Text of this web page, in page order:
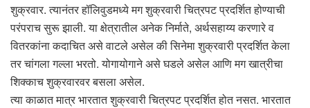
शुक्रवार. त्यानंतर हॉलिवुडमध्ये मग शुक्रवारी चित्रपट प्रदर्शित होण्याची
परंपराच सुरू झाली. या क्षेत्रातील अनेक निर्माते, अर्थसहाय्य करणारे व
वितरकांना कदाचित असे वाटले असेल की सिनेमा शुक्रवारी प्रदर्शित केला
तर चांगला गल्ला भरतो. योगायोगाने असे घडले असेल आणि मग खात्रीचा
शिक्काच शुक्रवारवर बसला असेल.
त्या काळात मात्र भारतात शुक्रवारी चित्रपट प्रदर्शित होत नसत. भारतात